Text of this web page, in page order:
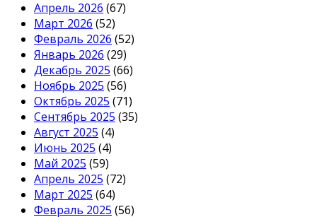
Апрель 2026 (67)
Март 2026 (52)
Февраль 2026 (52)
Январь 2026 (29)
Декабрь 2025 (66)
Ноябрь 2025 (56)
Октябрь 2025 (71)
Сентябрь 2025 (35)
Август 2025 (4)
Июнь 2025 (4)
Май 2025 (59)
Апрель 2025 (72)
Март 2025 (64)
Февраль 2025 (56)